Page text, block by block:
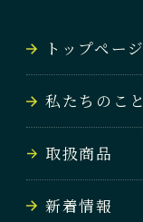
会社案内
COMPANY
お問い合わせ
トップページ
私たちのこと
取扱商品
新着情報